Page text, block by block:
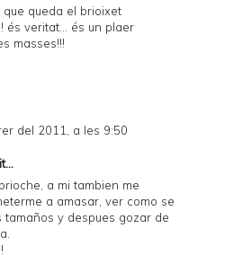
que queda el brioixet
és veritat... és un plaer
masses!!!
del 2011, a les 9:50
a mi tambien me
a amasar, ver como se
tamaños y despues gozar de